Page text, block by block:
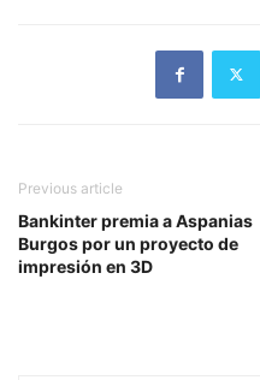
Previous article
Bankinter premia a Aspanias
Burgos por un proyecto de
impresión en 3D